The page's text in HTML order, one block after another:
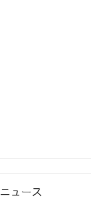
ニュース